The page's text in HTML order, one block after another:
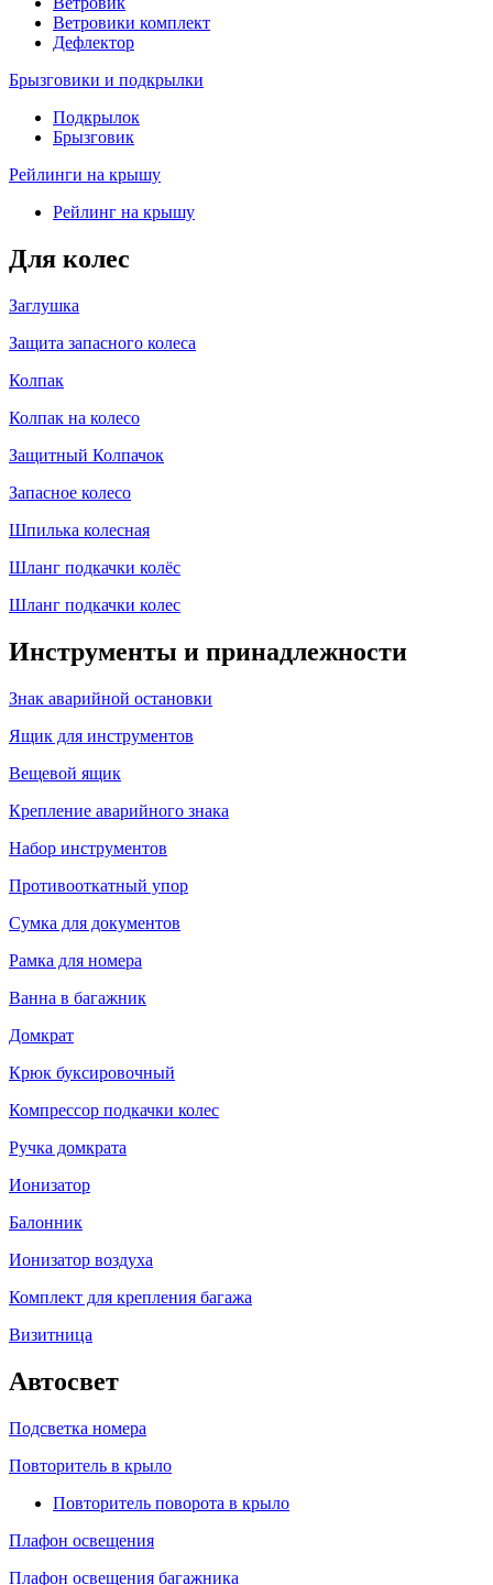
Ветровики комплект
Дефлектор
Брызговики и подкрылки
Подкрылок
Брызговик
Рейлинги на крышу
Рейлинг на крышу
Для колес
Заглушка
Защита запасного колеса
Колпак
Колпак на колесо
Защитный Колпачок
Запасное колесо
Шпилька колесная
Шланг подкачки колёс
Шланг подкачки колес
Инструменты и принадлежности
Знак аварийной остановки
Ящик для инструментов
Вещевой ящик
Крепление аварийного знака
Набор инструментов
Противооткатный упор
Сумка для документов
Рамка для номера
Ванна в багажник
Домкрат
Крюк буксировочный
Компрессор подкачки колес
Ручка домкрата
Ионизатор
Балонник
Ионизатор воздуха
Комплект для крепления багажа
Визитница
Автосвет
Подсветка номера
Повторитель в крыло
Повторитель поворота в крыло
Плафон освещения
Плафон освещения багажника